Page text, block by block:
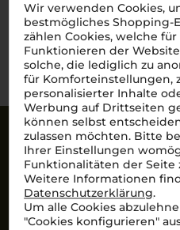
Wir verwenden Cookies,
bestmögliches Shopping-
zählen Cookies, welche
Funktionieren der
solche, die lediglich zu
für Komforteinstellungen,
personalisierter Inhalte
Werbung auf Drittseiten
können selbst
zulassen möchten. Bitte
Ihrer Einstellungen
Funktionalitäten der Seite
Weitere Informationen
Datenschutzerklärung.
Um alle Cookies
"Cookies konfigurieren"
Sicherheit
SSL-
nicht von Unbe­fugten